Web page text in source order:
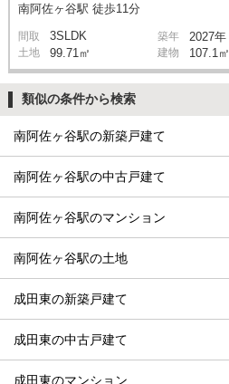
南阿佐ヶ谷駅 徒歩11分
間取 3SLDK 築年 2027年
土地 99.71㎡ 建物 107.1㎡
類似の条件から検索
南阿佐ヶ谷駅の新築戸建て
南阿佐ヶ谷駅の中古戸建て
南阿佐ヶ谷駅のマンション
南阿佐ヶ谷駅の土地
成田東の新築戸建て
成田東の中古戸建て
成田東のマンション